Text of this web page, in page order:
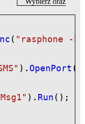
( "rasphone -h
). OpenPort (
). Run